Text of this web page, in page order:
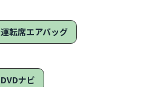
運転席エアバッグ
DVDナビ